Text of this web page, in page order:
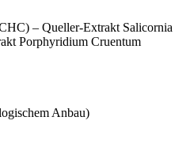
– Queller-Extrakt Salicornia
Porphyridium Cruentum
Anbau)